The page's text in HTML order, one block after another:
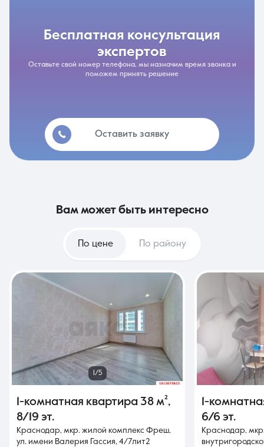
бесплатная консультация
экспертов
Оставьте свой номер телефона, мы назначим время звонка и
поможем принять решение
Оставить заявку
вам может быть интересно
По цене По району
1/5
1-комнатная квартира 38 м²,
8/19 эт.
Краснодар, мкр. жилой комплекс Фреш,
ул. имени Валерия Гассия, 4/7лит2
1-
6/6 эт.
Краснодар,